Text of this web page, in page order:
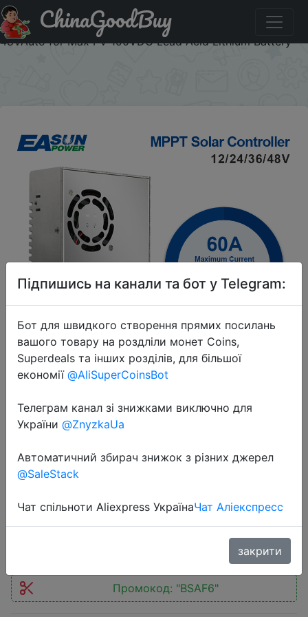
Придбати по знижці BSAF6 EASUN POWER 60A MPPT
Solar Charge and Discharge Controller 12V 24V 36V
48VAuto for Max PV 190VDC Lead Acid Lithium Battery
ChinaGoodBuy
2024-08-19
EASUN POWER 60A MPPT Solar
12V 24V 36V 48VAuto for Max PV
190VDC Lead Acid Lithium Battery
$49.03
Промокод: "BSAF6"
Підпишись на канали та бот у Telegram:
Бот для швидкого створення прямих посилань
вашого товару на роздліли монет Coins,
Superdeals та інших розділів, для більшої
економії @AliSuperCoinsBot
Телеграм канал зі знижками виключно для
України @ZnyzkaUa
Автоматичний збирач знижок з різних джерел
@SaleStack
Чат спільноти Aliexpress УкраїнаЧат Аліекспресс
закрити